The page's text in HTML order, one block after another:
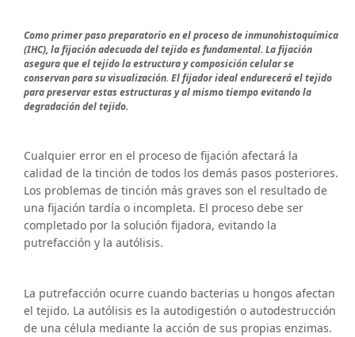
Como primer paso preparatorio en el proceso de inmunohistoquímica
(IHC), la fijación adecuada del tejido es fundamental. La fijación
asegura que el tejido la estructura y composición celular se
conservan para su visualización. El fijador ideal endurecerá el tejido
para preservar estas estructuras y al mismo tiempo evitando la
degradación del tejido.
Cualquier error en el proceso de fijación afectará la
calidad de la tinción de todos los demás pasos posteriores.
Los problemas de tinción más graves son el resultado de
una fijación tardía o incompleta. El proceso debe ser
completado por la solución fijadora, evitando la
putrefacción y la autólisis.
La putrefacción ocurre cuando bacterias u hongos afectan
el tejido. La autólisis es la autodigestión o autodestrucción
de una célula mediante la acción de sus propias enzimas.